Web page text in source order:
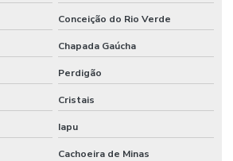
Conceição do Rio Verde
Chapada Gaúcha
Perdigão
Cristais
Iapu
Cachoeira de Minas